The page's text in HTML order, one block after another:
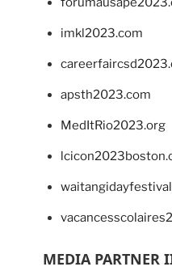
imkl2023.com
apsth2023.com
MedItRio2023.org
MEDIA PARTNER